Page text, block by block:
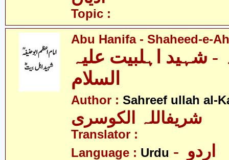
Topic :
Abu Hanifa - Shaheed-e-
- شہید اہلبیت علیہ
السلام
Author : Sahreef ullah al-
شریفاللہ الکوسری
Translator :
Language : Urdu